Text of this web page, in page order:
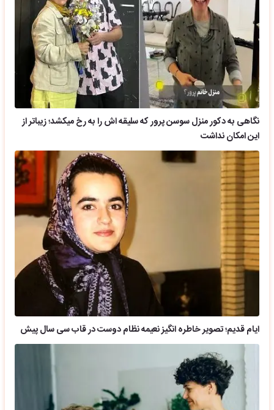
نگاهی به دکور منزل سوسن پرور که سلیقه اش را به رخ میکشد؛ زیباتر از
این امکان نداشت
ایام قدیم؛ تصویر خاطره انگیز نعیمه نظام دوست در قاب سی سال پیش